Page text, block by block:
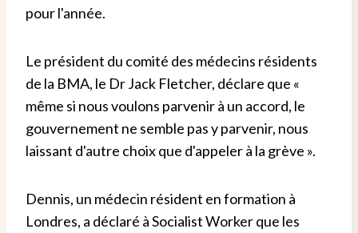
pour l'année.
Le président du comité des médecins résidents
de la BMA, le Dr Jack Fletcher, déclare que «
même si nous voulons parvenir à un accord, le
gouvernement ne semble pas y parvenir, nous
laissant d'autre choix que d'appeler à la grève ».
Dennis, un médecin résident en formation à
Londres, a déclaré à Socialist Worker que les